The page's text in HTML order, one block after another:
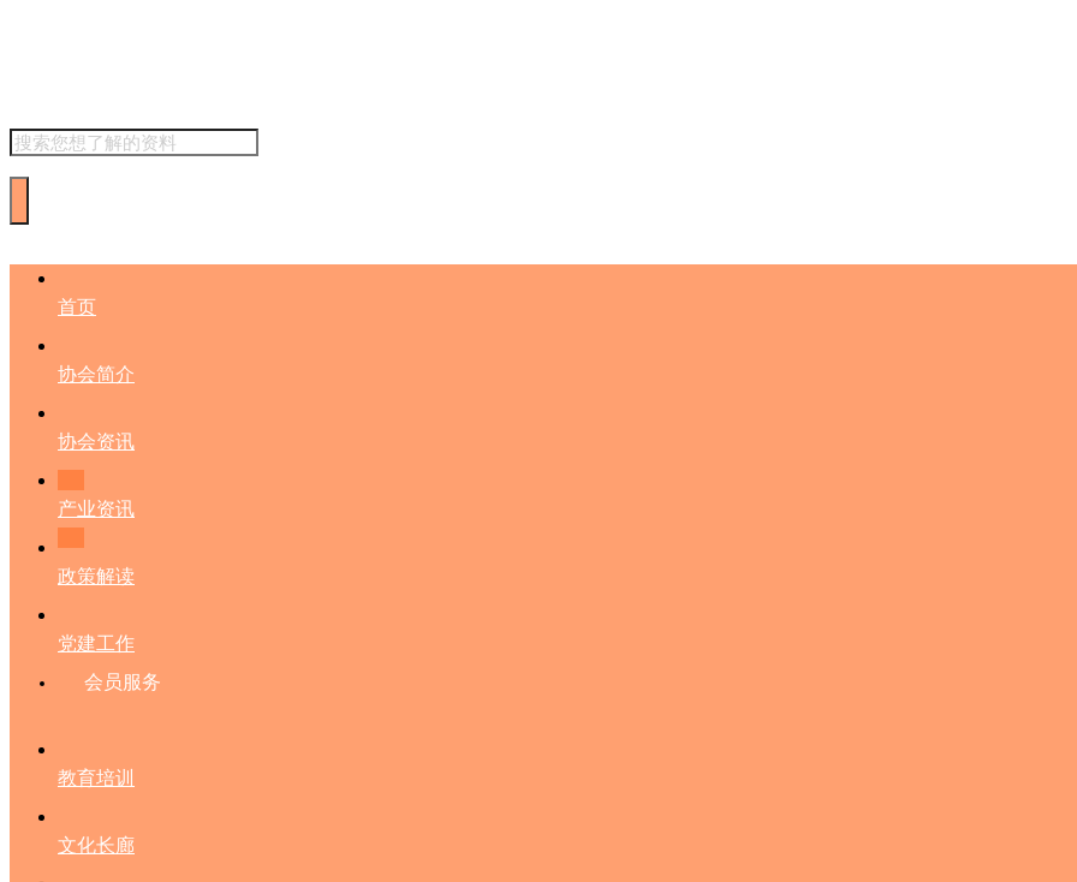
首页
协会简介
协会资讯
产业资讯
政策解读
党建工作
会员服务
教育培训
文化长廊